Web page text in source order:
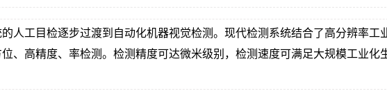
人工目检逐步过渡到自动化机器视觉检测。现代检测系统结合了高分辨率工
、高精度、率检测。检测精度可达微米级别，检测速度可满足大规模工业化